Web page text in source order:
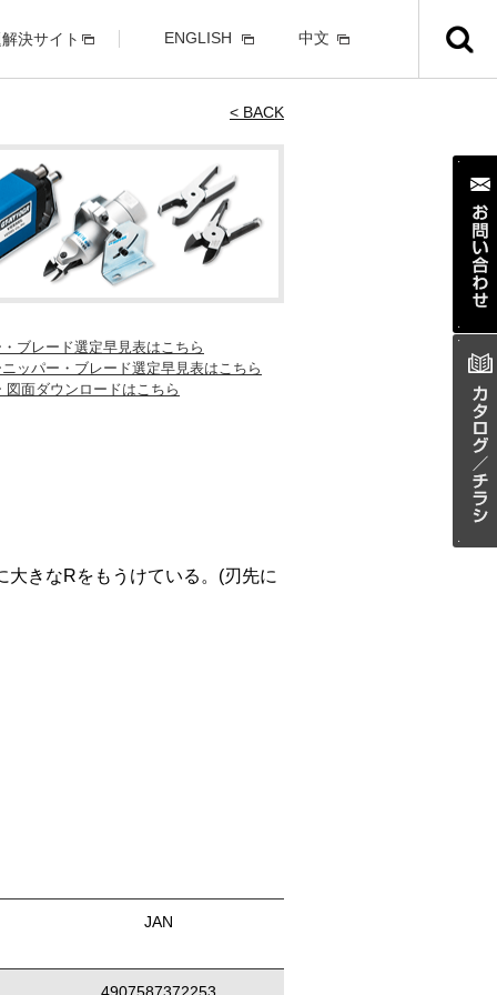
決サイト ENGLISH 中文
< BACK
ブレード選定早見表はこちら
ッパー・ブレード選定早見表はこちら
面ダウンロードはこちら
きなRをもうけている。(刃先に
JAN